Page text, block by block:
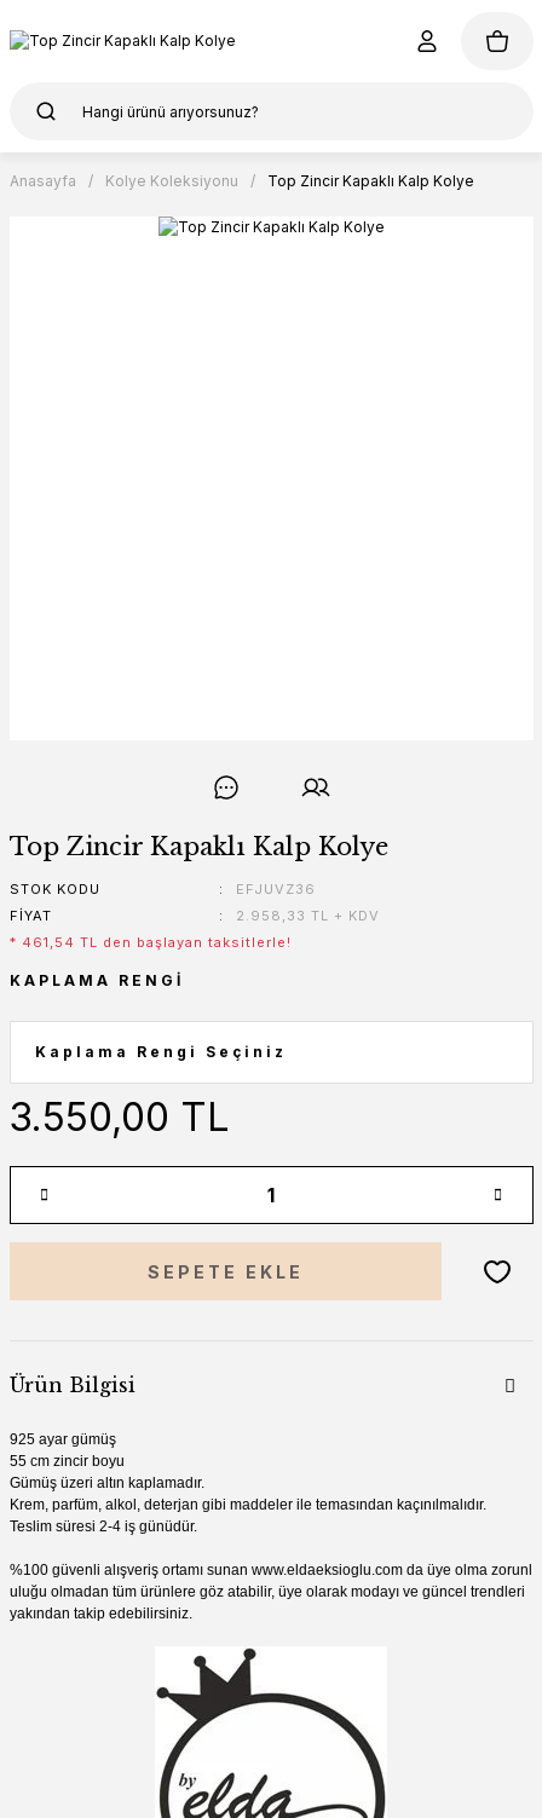
Anasayfa Kolye Koleksiyonu Top Zincir Kapaklı Kalp Kolye
Top Zincir Kapaklı Kalp Kolye
STOK KODU
EFJUVZ36
FIYAT
2.958,33 TL + KDV
* 461,54 TL den başlayan taksitlerle!
KAPLAMA RENGI
3.550,00 TL
SEPETE EKLE
Ürün Bilgisi
925 ayar gümüş
55 cm zincir boyu
Gümüş üzeri altın kaplamadır.
Krem, parfüm, alkol, deterjan gibi madde ler ile temasından kaçınılmalıdır.
Teslim süresi 2-4 iş günüdür.
%100 güvenli alışveriş ortamı sunan www.eldaeksioglu.comda üye olma zorunl
uluğu olmadan tüm ürünlere göz atabilir, üye olarak modayı ve güncel trendleri
yakından takip edebilirsiniz.